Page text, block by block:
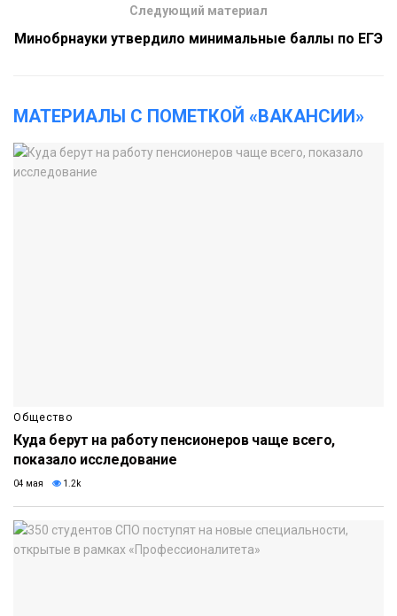
Следующий материал
Минобрнауки утвердило минимальные баллы по ЕГЭ
МАТЕРИАЛЫ С ПОМЕТКОЙ «ВАКАНСИИ»
Общество
Куда берут на работу пенсионеров чаще всего,
показало исследование
04 мая 1.2k